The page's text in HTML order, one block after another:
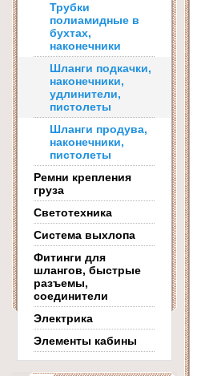
Трубки
полиамидные в
бухтах,
наконечники
Шланги подкачки,
наконечники,
удлинители,
пистолеты
Шланги продува,
наконечники,
пистолеты
Ремни крепления
груза
Светотехника
Система выхлопа
Фитинги для
шлангов, быстрые
разъемы,
соединители
Электрика
Элементы кабины